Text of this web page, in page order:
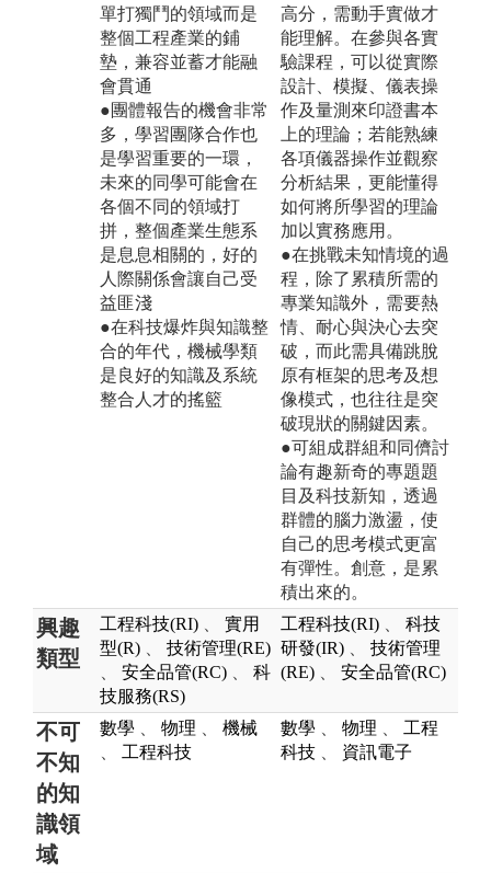
單打獨鬥的領域而是
整個工程產業的鋪
墊，兼容並蓄才能融
會貫通
●團體報告的機會非常
多，學習團隊合作也
是學習重要的一環，
未來的同學可能會在
各個不同的領域打
拼，整個產業生態系
是息息相關的，好的
人際關係會讓自己受
益匪淺
●在科技爆炸與知識整
合的年代，機械學類
是良好的知識及系統
整合人才的搖籃
高分，需動手實做才
能理解。在參與各實
驗課程，可以從實際
設計、模擬、儀表操
作及量測來印證書本
上的理論；若能熟練
各項儀器操作並觀察
分析結果，更能懂得
如何將所學習的理論
加以實務應用。
●在挑戰未知情境的過
程，除了累積所需的
專業知識外，需要熱
情、耐心與決心去突
破，而此需具備跳脫
原有框架的思考及想
像模式，也往往是突
破現狀的關鍵因素。
●可組成群組和同儕討
論有趣新奇的專題題
目及科技新知，透過
群體的腦力激盪，使
自己的思考模式更富
有彈性。創意，是累
積出來的。
興趣
類型
工程科技(RI)
實用
型(R)
技術管理(RE)
安全品管(RC)
科
技服務(RS)
工程科技(RI)
科技
研發(IR)
技術管理
(RE)
安全品管(RC)
不可
不知
的知
識領
域
數學 物理
機械
工程科技
數學 物理
工程
科技
資訊電子